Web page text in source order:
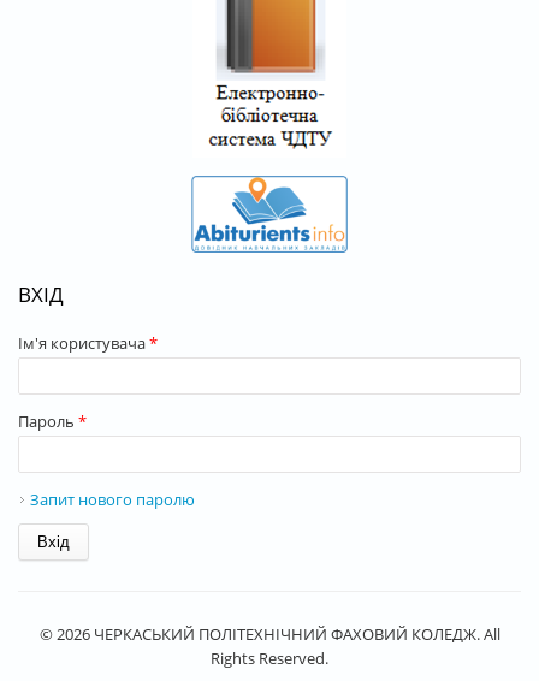
ВХІД
Ім'я користувача*
Пароль *
Запит нового паролю
© 2026 ЧЕРКАСЬКИЙ ПОЛІТЕХНІЧНИЙ ФАХОВИЙ КОЛЕДЖ. All
Rights Reserved.